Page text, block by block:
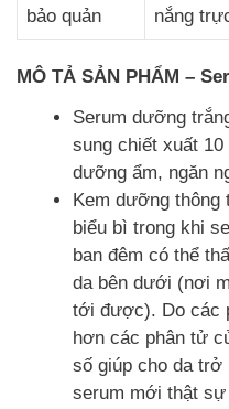
bảo quản
nắng
MÔ TẢ SẢN PHẨM –
Serum dưỡng
sung chiết xuất
dưỡng ẩm, ngăn
Kem dưỡng
biểu bì trong khi
ban đêm có thể
da bên dưới (nơi
tới được). Do các
hơn các phân tử
số giúp cho da
serum mới thật